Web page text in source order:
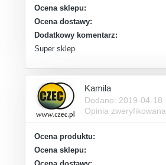
Ocena sklepu:
Ocena dostawy:
Dodatkowy komentarz:
Super sklep
Kamila
Dodano: 2019-04-18
Opinia zweryfikowana
Ocena produktu:
Ocena sklepu: